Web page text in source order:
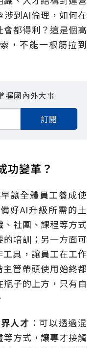
到AI倫理，如何在
都得利？這是個高
，不能一根筋拉到
握國內外大事
訂閱
功變革？
早讓全體員工養成使
好AI升級所需的土
社團、課程等方式
培訓；另一方面可
具，讓員工在工作
管帶頭使用始終都
子的上方，只有自
人才 ：可以透過混
方式，讓專才接觸